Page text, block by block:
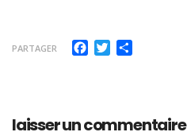
PARTAGER Facebook
Twitter
laisser un commentaire